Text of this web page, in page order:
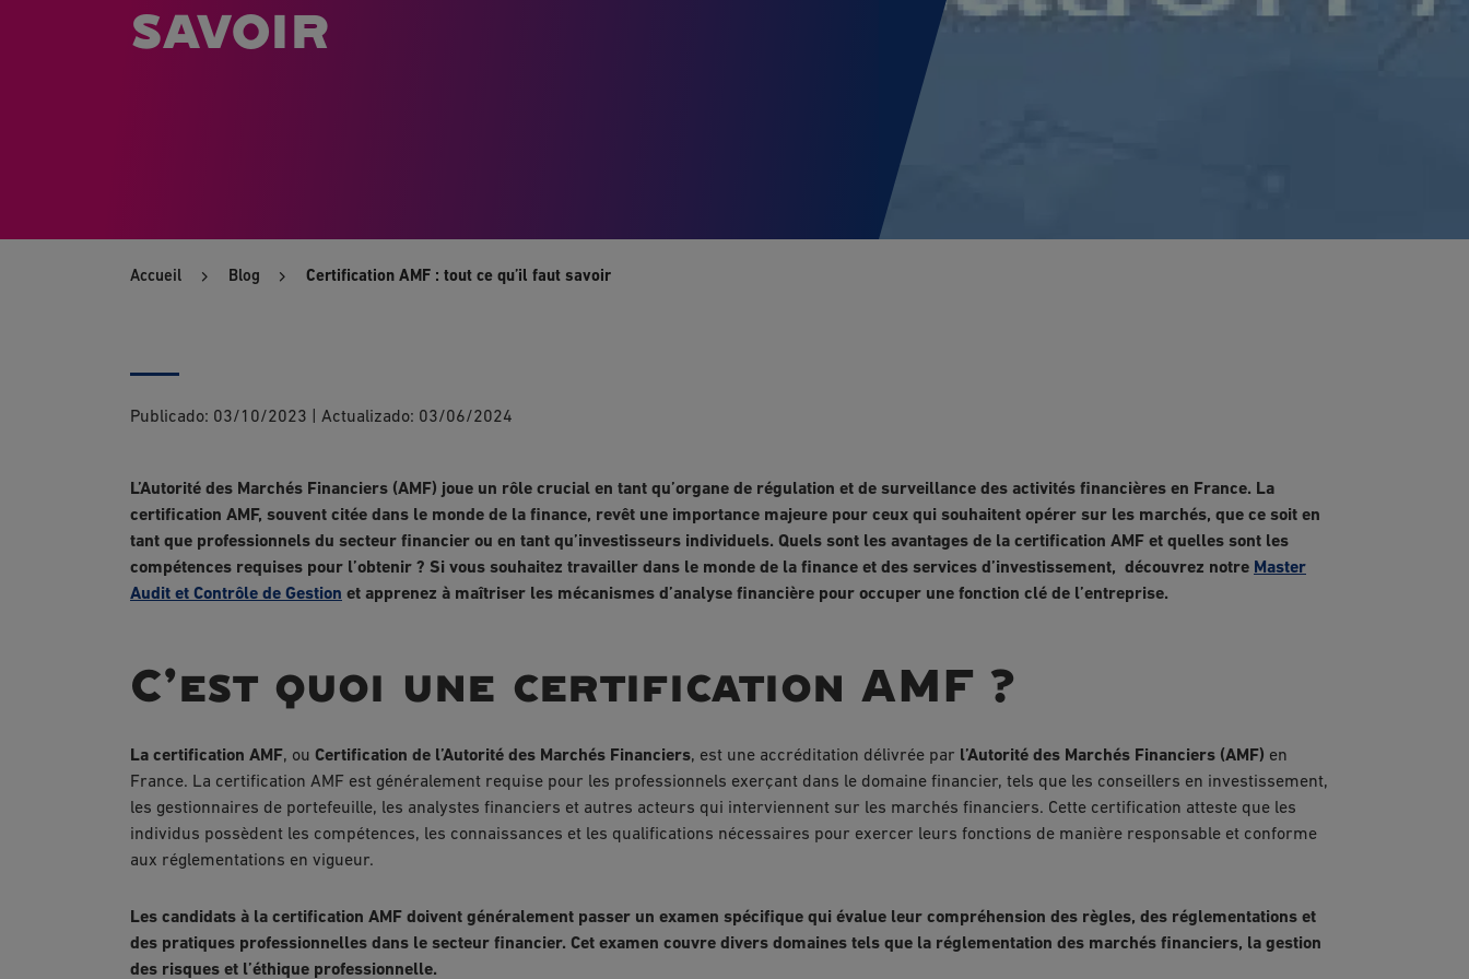
savoir
Accueil Blog Certification AMF : tout ce qu’il faut savoir
Publicado: 03/10/2023 Actualizado: 03/06/2024
L’Autorité des Marchés Financiers (AMF) joue un rôle crucial en tant qu’organe de régulation et de surveillance des activités financières en France. La
certification AMF, souvent citée dans le monde de la finance, revêt une importance majeure pour ceux qui souhaitent opérer sur les marchés, que ce soit en
tant que professionnels du secteur financier ou en tant qu’investisseurs individuels. Quels sont les avantages de la certification AMF et quelles sont les
compétences requises pour l’obtenir ? Si vous souhaitez travailler dans le monde de la finance et des services d’investissement, découvrez notre Master
Audit et Contrôle de Gestion et apprenez à maîtriser les mécanismes d’analyse financière pour occuper une fonction clé de l’entreprise.
C’est quoi une certification AMF ?
La certification AMF, ou Certification de l’Autorité des Marchés Financiers, est une accréditation délivrée par l’Autorité des Marchés Financiers (AMF) en
France. La certification AMF est généralement requise pour les professionnels exerçant dans le domaine financier, tels que les conseillers en investissement,
les gestionnaires de portefeuille, les analystes financiers et autres acteurs qui interviennent sur les marchés financiers. Cette certification atteste que les
individus possèdent les compétences, les connaissances et les qualifications nécessaires pour exercer leurs fonctions de manière responsable et conforme
aux réglementations en vigueur.
Les candidats à la certification AMF doivent généralement passer un examen spécifique qui évalue leur compréhension des règles, des réglementations et
des pratiques professionnelles dans le secteur financier. Cet examen couvre divers domaines tels que la réglementation des marchés financiers, la gestion
des risques et l’éthique professionnelle.